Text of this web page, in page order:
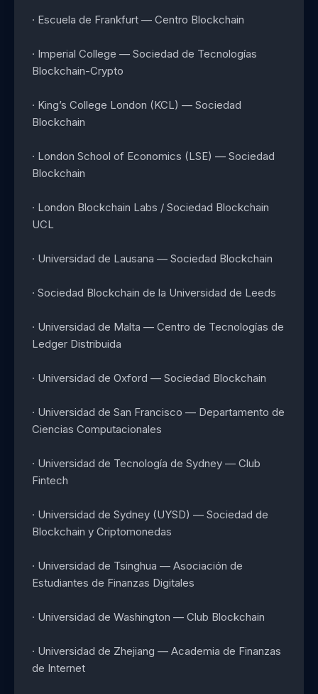
· Escuela de Frankfurt — Centro Blockchain
· Imperial College — Sociedad de Tecnologías
Blockchain-Crypto
· King’s College London (KCL) — Sociedad
Blockchain
· London School of Economics (LSE) — Sociedad
Blockchain
· London Blockchain Labs / Sociedad Blockchain
UCL
· Universidad de Lausana — Sociedad Blockchain
· Sociedad Blockchain de la Universidad de Leeds
· Universidad de Malta — Centro de Tecnologías de
Ledger Distribuida
· Universidad de Oxford — Sociedad Blockchain
· Universidad de San Francisco — Departamento de
Ciencias Computacionales
· Universidad de Tecnología de Sydney — Club
Fintech
· Universidad de Sydney (UYSD) — Sociedad de
Blockchain y Criptomonedas
· Universidad de Tsinghua — Asociación de
Estudiantes de Finanzas Digitales
· Universidad de Washington — Club Blockchain
· Universidad de Zhejiang — Academia de Finanzas
de Internet